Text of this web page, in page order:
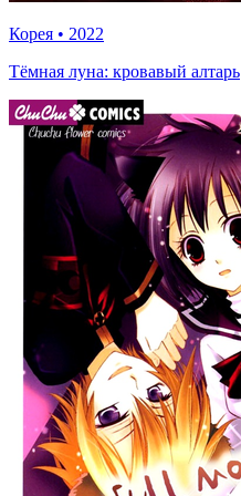
Корея • 2022
Тёмная луна: кровавый алтарь